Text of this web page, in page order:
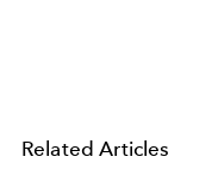
Related Articles